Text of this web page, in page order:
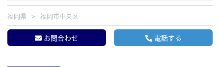
福岡県 福岡市中央区
お問合わせ 電話する